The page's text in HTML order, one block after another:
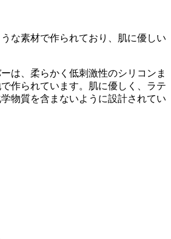
な素材で作られており、肌に優しい
は、柔らかく低刺激性のシリコンま
作られています。肌に優しく、ラテ
物質を含まないように設計されてい